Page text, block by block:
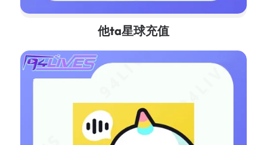
他ta星球充值